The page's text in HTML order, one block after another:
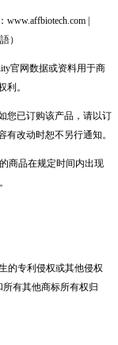
|
）
官网数据或资料用于商
利。
您已订购该产品，请以订
改动时恕不另行通知。
商品在规定时间内出现
的专利侵权或其他侵权
所有其他商标所有权归